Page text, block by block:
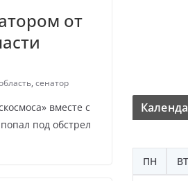
от
, сенатор
вместе с
под обстрел
ПН
ВТ